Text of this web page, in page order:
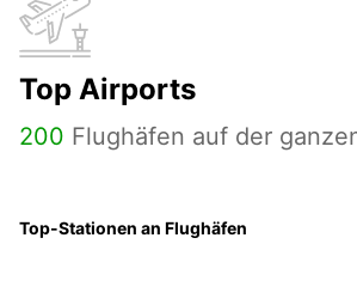
Top Airports
200 Flughäfen auf der
Top-Stationen an Flughäfen